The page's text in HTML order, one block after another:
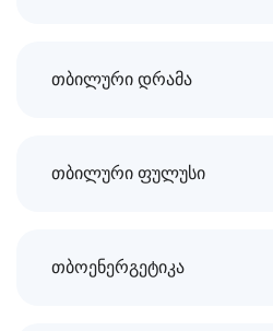
თბილური დრამა
თბილური ფულუსი
თბოენერგეტიკა